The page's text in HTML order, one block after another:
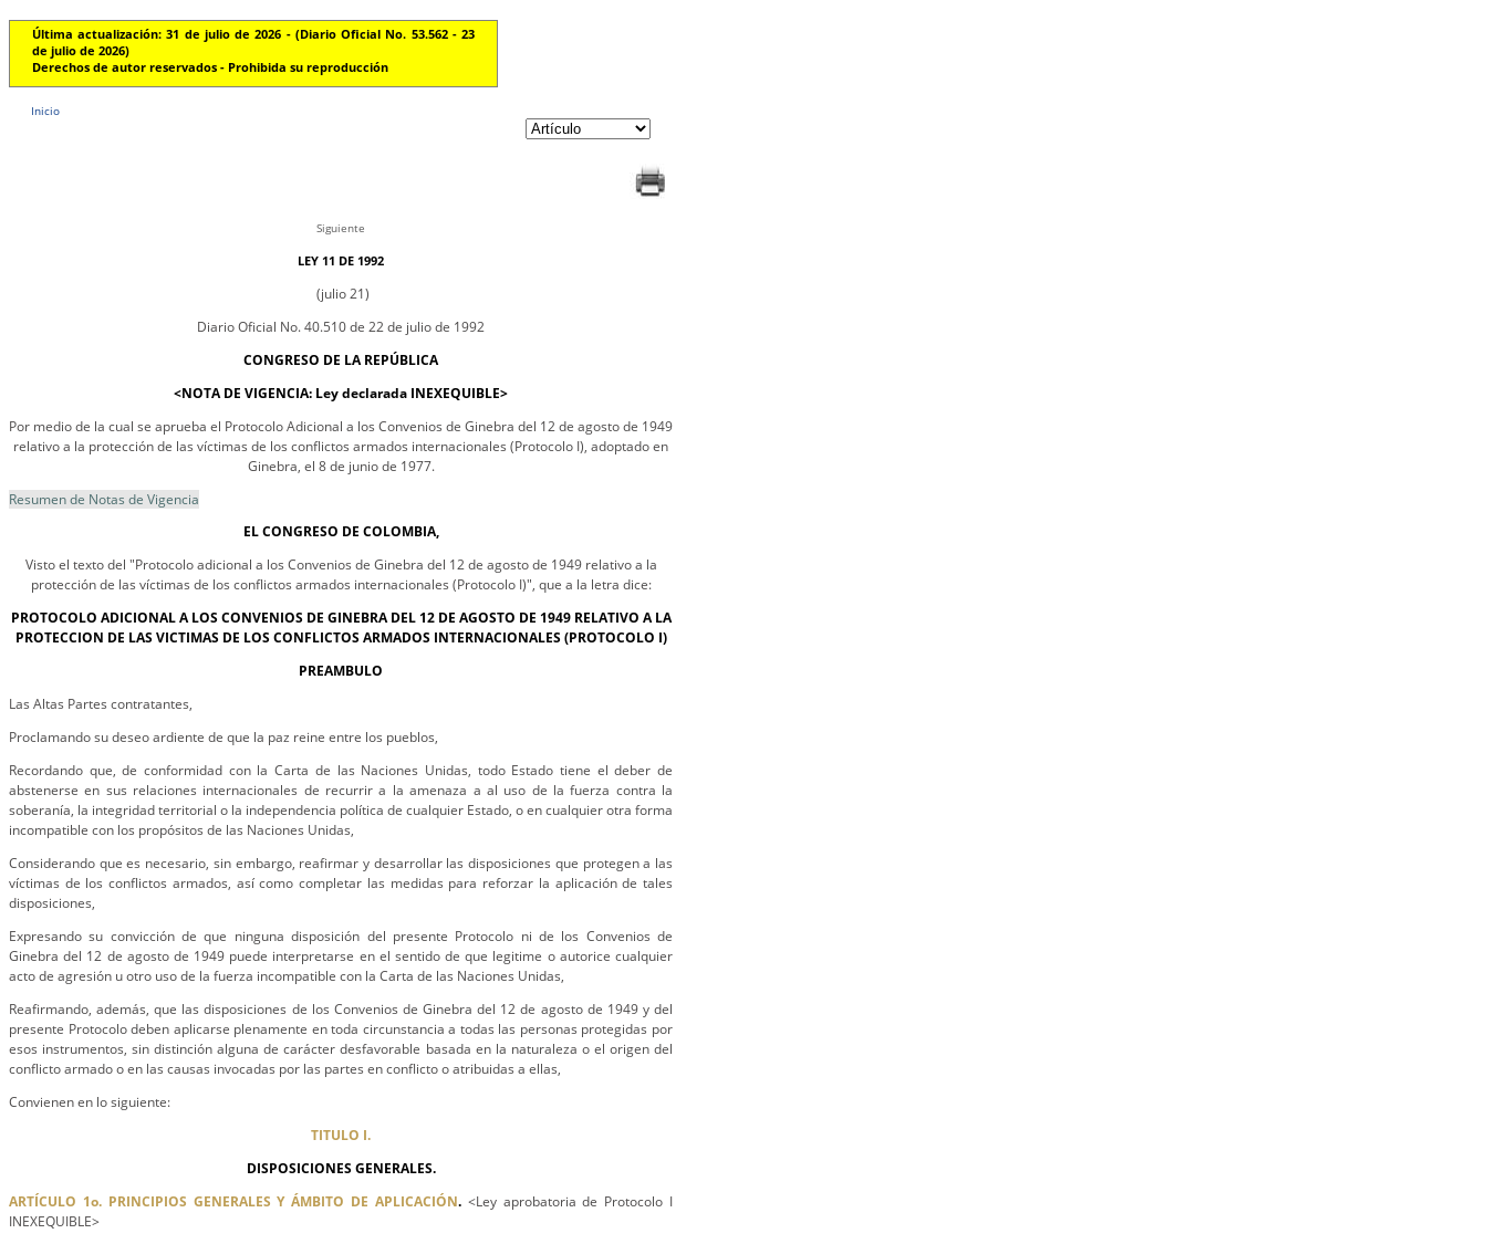
Última actualización: 31 de julio de 2026 - (Diario Oficial No. 53.562 - 23
de julio de 2026)
Derechos de autor reservados - Prohibida su reproducción
Inicio
Siguiente
LEY 11 DE 1992
(julio 21)
Diario Oficial No. 40.510 de 22 de julio de 1992
CONGRESO DE LA REPÚBLICA
<NOTA DE VIGENCIA: Ley declarada INEXEQUIBLE>
Por medio de la cual se aprueba el Protocolo Adicional a los Convenios de Ginebra del 12 de agosto de 1949
relativo a la protección de las víctimas de los conflictos armados internacionales (Protocolo I), adoptado en
Ginebra, el 8 de junio de 1977.
Resumen de Notas de Vigencia
EL CONGRESO DE COLOMBIA,
Visto el texto del "Protocolo adicional a los Convenios de Ginebra del 12 de agosto de 1949 relativo a la
protección de las víctimas de los conflictos armados internacionales (Protocolo I)", que a la letra dice:
PROTOCOLO ADICIONAL A LOS CONVENIOS DE GINEBRA DEL 12 DE AGOSTO DE 1949 RELATIVO A LA
PROTECCION DE LAS VICTIMAS DE LOS CONFLICTOS ARMADOS INTERNACIONALES (PROTOCOLO I)
PREAMBULO
Las Altas Partes contratantes,
Proclamando su deseo ardiente de que la paz reine entre los pueblos,
Recordando que, de conformidad con la Carta de las Naciones Unidas, todo Estado tiene el deber de
abstenerse en sus relaciones internacionales de recurrir a la amenaza a al uso de la fuerza contra la
soberanía, la integridad territorial o la independencia política de cualquier Estado, o en cualquier otra forma
incompatible con los propósitos de las Naciones Unidas,
Considerando que es necesario, sin embargo, reafirmar y desarrollar las disposiciones que protegen a las
víctimas de los conflictos armados, así como completar las medidas para reforzar la aplicación de tales
disposiciones,
Expresando su convicción de que ninguna disposición del presente Protocolo ni de los Convenios de
Ginebra del 12 de agosto de 1949 puede interpretarse en el sentido de que legitime o autorice cualquier
acto de agresión u otro uso de la fuerza incompatible con la Carta de las Naciones Unidas,
Reafirmando, además, que las disposiciones de los Convenios de Ginebra del 12 de agosto de 1949 y del
presente Protocolo deben aplicarse plenamente en toda circunstancia a todas las personas protegidas por
esos instrumentos, sin distinción alguna de carácter desfavorable basada en la naturaleza o el origen del
conflicto armado o en las causas invocadas por las partes en conflicto o atribuidas a ellas,
Convienen en lo siguiente:
TITULO I.
DISPOSICIONES GENERALES.
ARTÍCULO 1o. PRINCIPIOS GENERALES Y ÁMBITO DE APLICACIÓN.<Ley aprobatoria de Protocolo I
INEXEQUIBLE>